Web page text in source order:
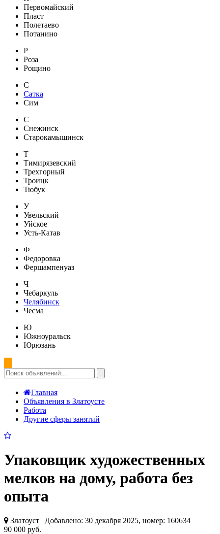
Первомайский
Пласт
Полетаево
Потанино
Р
Роза
Рощино
С
Сатка
Сим
С
Снежинск
Старокамышинск
Т
Тимирязевский
Трехгорный
Троицк
Тюбук
У
Увельский
Уйское
Усть-Катав
Ф
Федоровка
Фершампенуаз
Ч
Чебаркуль
Челябинск
Чесма
Ю
Южноуральск
Юрюзань
Главная
Объявления в Златоусте
Работа
Другие сферы занятий
Упаковщик художественных
мелков на дому, работа без
опыта
Златоуст | Добавлено: 30 декабря 2025, номер: 160634
90 000 руб.